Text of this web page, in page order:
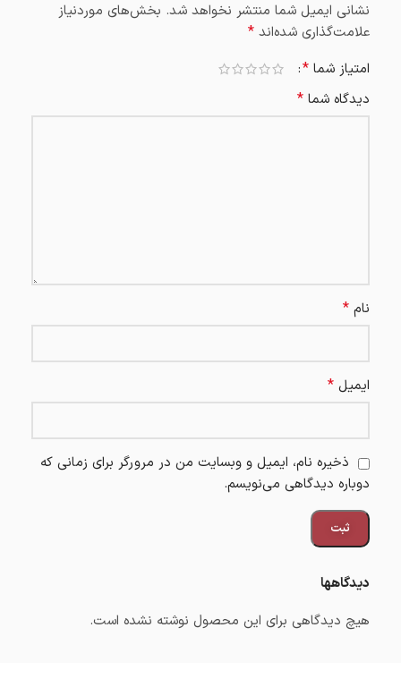
دیدگاهها
هیچ دیدگاهی برای این محصول نوشته نشده است.
نشانی ایمیل شما منتشر نخواهد شد. بخش‌های موردنیاز
علامت‌گذاری شده‌اند *
امتیاز شما *
دیدگاه شما *
نام *
ایمیل *
ذخیره نام، ایمیل و وبسایت من در مرورگر برای زمانی که
دوباره دیدگاهی می‌نویسم.